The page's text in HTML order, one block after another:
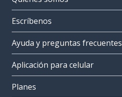
Escríbenos
Ayuda y preguntas frecuentes
Aplicación para celular
Planes